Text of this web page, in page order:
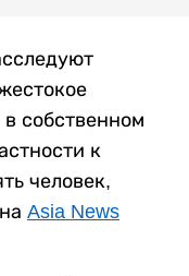
собственном
к
человек,
Asia News